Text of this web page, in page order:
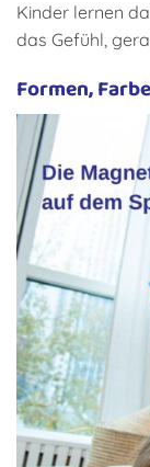
Kinder lernen
das Gefühl,
Formen,